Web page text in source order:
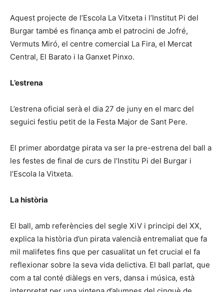
Aquest projecte de l’Escola La Vitxeta i l’Institut Pi del
Burgar també es finança amb el patrocini de Jofré,
Vermuts Miró, el centre comercial La Fira, el Mercat
Central, El Barato i la Ganxet Pinxo.
L’estrena
L’estrena oficial serà el dia 27 de juny en el marc del
seguici festiu petit de la Festa Major de Sant Pere.
El primer abordatge pirata va ser la pre-estrena del ball a
les festes de final de curs de l’Institu Pi del Burgar i
l’Escola la Vitxeta.
La història
El ball, amb referències del segle XiV i principi del XX,
explica la història d’un pirata valencià entremaliat que fa
mil malifetes fins que per casualitat un fet crucial el fa
reflexionar sobre la seva vida delictiva. El ball parlat, que
com a tal conté diàlegs en vers, dansa i música, està